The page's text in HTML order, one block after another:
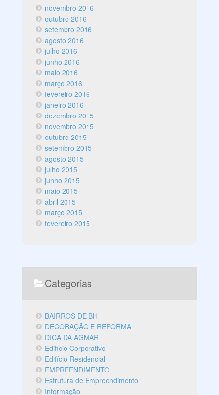
novembro 2016
outubro 2016
setembro 2016
agosto 2016
julho 2016
junho 2016
maio 2016
março 2016
fevereiro 2016
janeiro 2016
dezembro 2015
novembro 2015
outubro 2015
setembro 2015
agosto 2015
julho 2015
junho 2015
maio 2015
abril 2015
março 2015
fevereiro 2015
Categorias
BAIRROS DE BH
DECORAÇÃO E REFORMA
DICA DA AGMAR
Edifício Corporativo
Edifício Residencial
EMPREENDIMENTO
Estrutura de Empreendimento
Informação